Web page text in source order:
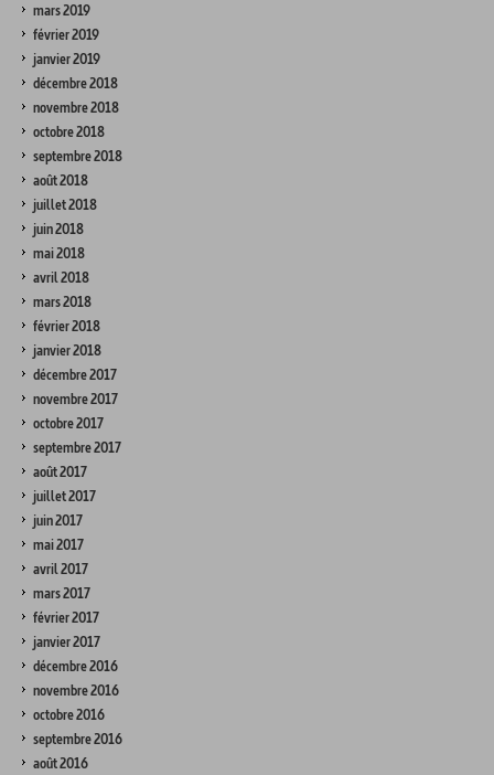
mars 2019
février 2019
janvier 2019
décembre 2018
novembre 2018
octobre 2018
septembre 2018
août 2018
juillet 2018
juin 2018
mai 2018
avril 2018
mars 2018
février 2018
janvier 2018
décembre 2017
novembre 2017
octobre 2017
septembre 2017
août 2017
juillet 2017
juin 2017
mai 2017
avril 2017
mars 2017
février 2017
janvier 2017
décembre 2016
novembre 2016
octobre 2016
septembre 2016
août 2016